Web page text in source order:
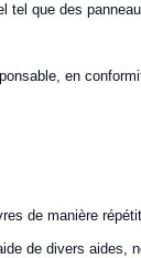
tel que des
en
de manière
de divers aides,